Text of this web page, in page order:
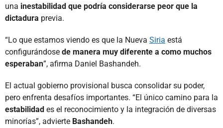
una inestabilidad que podría considerarse peor que la
dictadura previa.
“Lo que estamos viendo es que la Nueva Siria está
configurándose de manera muy diferente a como muchos
esperaban”, afirma Daniel Bashandeh.
El actual gobierno provisional busca consolidar su poder,
pero enfrenta desafíos importantes. “El único camino para la
estabilidad es el reconocimiento y la integración de diversas
minorías”, advierte Bashandeh.